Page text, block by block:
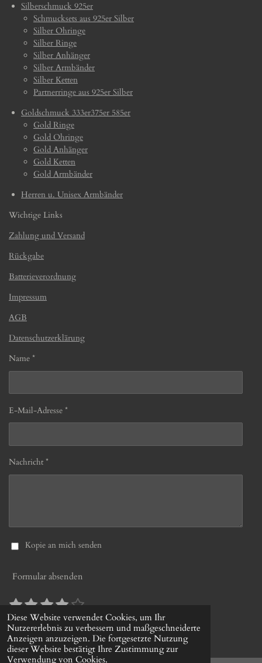
Diese Website verwendet Cookies, um Ihr
Nutzererlebnis zu verbessern und maßgeschneiderte
Anzeigen anzuzeigen. Die fortgesetzte Nutzung
dieser Website bestätigt Ihre Zustimmung zur
Verwendung von Cookies.
Silberschmuck 925er
Schmucksets aus 925er Silber
Silber Ohringe
Silber Ringe
Silber Anhänger
Silber Armbänder
Silber Ketten
Partnerringe aus 925er Silber
Goldschmuck 333er375er 585er
Gold Ringe
Gold Ohringe
Gold Anhänger
Gold Ketten
Gold Armbänder
Herren u. Unisex Armbänder
Wichtige Links
Zahlung und Versand
Rückgabe
Batterieverordnung
Impressum
AGB
Datenschutzerklärung
Name *
E-Mail-Adresse *
Nachricht *
Kopie an mich senden
Formular absenden
B
e
w
e
r
1
S
t
e
2
S
t
e
3
S
t
e
4
S
t
e
5
S
t
e
B
e
w
e
r
t
10 Stimmen
© 2022 - 2026 gerds-uhrenshop.de